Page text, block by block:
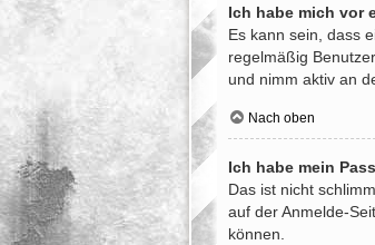
Ich habe mich vor
Es kann sein, dass
regelmäßig
und nimm aktiv an
Nach oben
Ich habe mein
Das ist nicht
auf der Anmelde-
können.